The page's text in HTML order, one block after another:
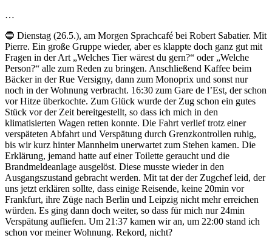
…
🔵 Dienstag (26.5.), am Morgen Sprachcafé bei Robert Sabatier. Mit
Pierre. Ein große Gruppe wieder, aber es klappte doch ganz gut mit
Fragen in der Art „Welches Tier wärest du gern?“ oder „Welche
Person?“ alle zum Reden zu bringen. Anschließend Kaffee beim
Bäcker in der Rue Versigny, dann zum Monoprix und sonst nur
noch in der Wohnung verbracht. 16:30 zum Gare de l’Est, der schon
vor Hitze überkochte. Zum Glück wurde der Zug schon ein gutes
Stück vor der Zeit bereitgestellt, so dass ich mich in den
klimatisierten Wagen retten konnte. Die Fahrt verlief trotz einer
verspäteten Abfahrt und Verspätung durch Grenzkontrollen ruhig,
bis wir kurz hinter Mannheim unerwartet zum Stehen kamen. Die
Erklärung, jemand hatte auf einer Toilette geraucht und die
Brandmeldeanlage ausgelöst. Diese musste wieder in den
Ausgangszustand gebracht werden. Mit tat der der Zugchef leid, der
uns jetzt erklären sollte, dass einige Reisende, keine 20min vor
Frankfurt, ihre Züge nach Berlin und Leipzig nicht mehr erreichen
würden. Es ging dann doch weiter, so dass für mich nur 24min
Verspätung aufliefen. Um 21:37 kamen wir an, um 22:00 stand ich
schon vor meiner Wohnung. Rekord, nicht?